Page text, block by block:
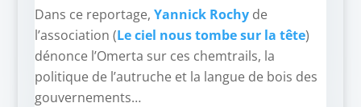
Dans ce reportage, Yannick Rochyde
l’association (Le ciel nous tombe sur la tête)
dénonce l’Omerta sur ces chemtrails, la
politique de l’autruche et la langue de bois des
gouvernements…